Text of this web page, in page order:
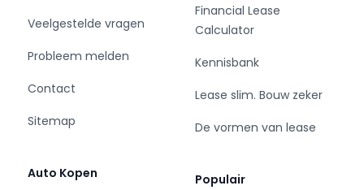
Veelgestelde vragen
Probleem melden
Contact
Sitemap
Auto Kopen
Financial Lease
Calculator
Kennisbank
Lease slim. Bouw zeker
De vormen van lease
Populair